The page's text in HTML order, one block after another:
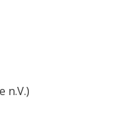
n.V.)